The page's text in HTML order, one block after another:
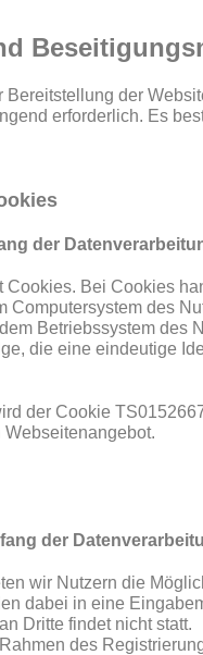
Bereitstellung der
erforderlich. Es
der
Bei Cookies
Computersystem des
Betriebssystem des
die eine eindeutige
der Cookie
der
wir Nutzern die
dabei in eine
Dritte findet nicht statt.
des